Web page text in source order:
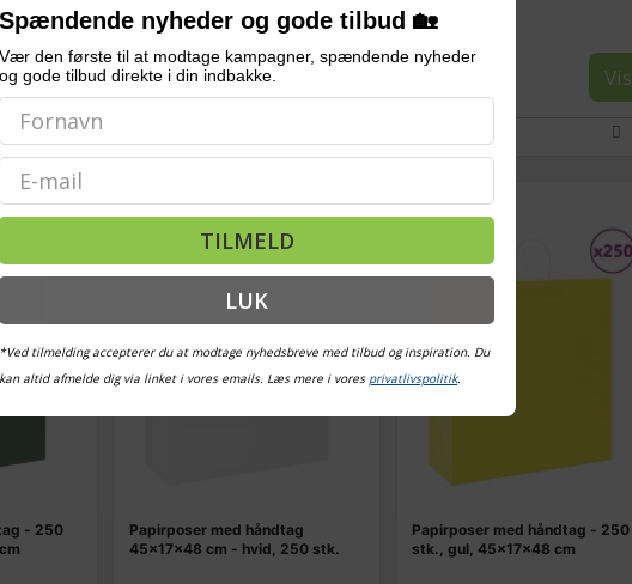
Vis 4,-
9,-
Vis
- 250
TILBUD
Papirposer med håndtag
45×17×48 cm - hvid, 250 stk.
TILBUD
Papirposer med håndtag - 250
stk., gul, 45×17×48 cm
Spændende nyheder og gode tilbud 🏡
Vær den første til at modtage kampagner, spændende nyheder
og gode tilbud direkte i din indbakke.
Email
TILMELD
LUK
*Ved tilmelding accepterer du at modtage nyhedsbreve med tilbud og inspiration. Du
kan altid afmelde dig via linket i vores emails. Læs mere i vores privatlivspolitik.